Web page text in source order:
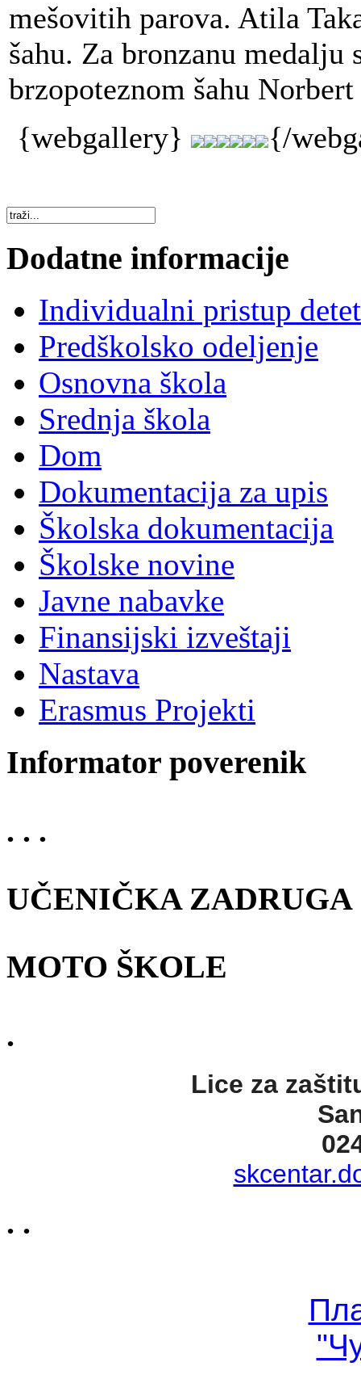
mešovitih parova. Atila
šahu. Za bronzanu
brzopoteznom šahu
{webgallery}
{/
Dodatne informacije
Individualni pristup
Predškolsko odeljenje
Osnovna škola
Srednja škola
Dom
Dokumentacija za upis
Školska dokumentacija
Školske novine
Javne nabavke
Finansijski izveštaji
Nastava
Erasmus Projekti
Informator poverenik
. . .
UČENIČKA ZADRUGA
MOTO ŠKOLE
.
Lice za
. .